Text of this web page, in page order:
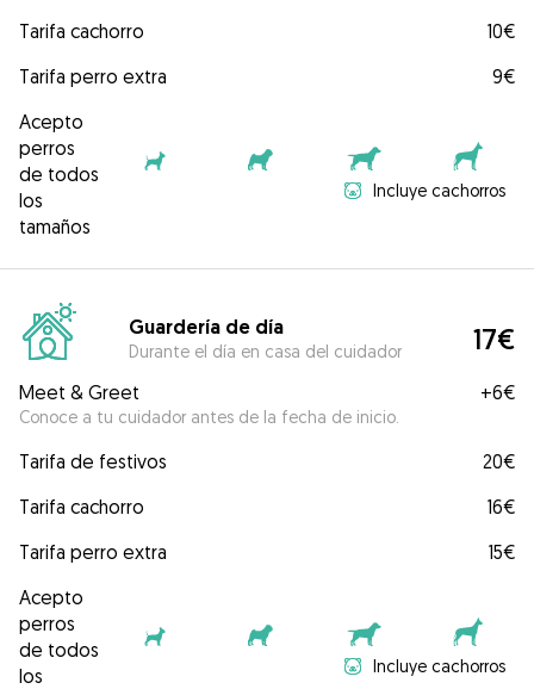
Tarifa cachorro
10€
Tarifa perro extra
9€
Acepto
perros
de todos
los
tamaños
Incluye cachorros
Guardería de día
Durante el día en casa del cuidador 17€
Meet & Greet
Conoce a tu cuidador antes de la fecha de inicio.
+6€
Tarifa de festivos
20€
Tarifa cachorro
16€
Tarifa perro extra
15€
Acepto
perros
de todos
los
Incluye cachorros